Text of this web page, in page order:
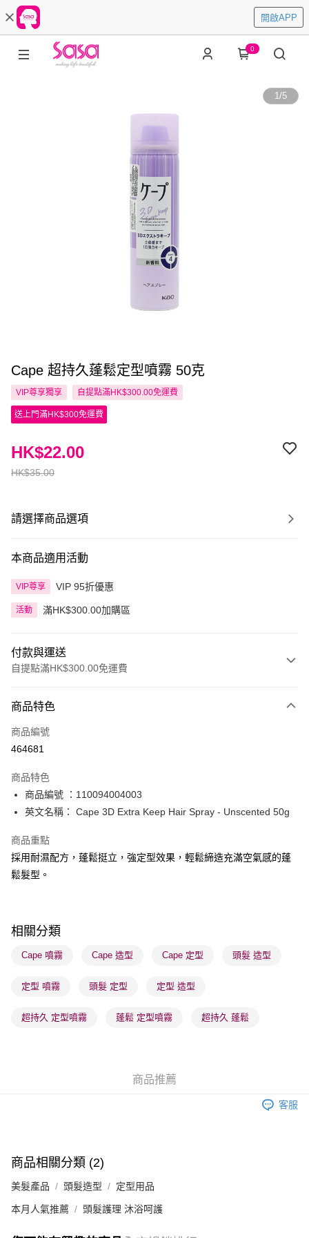
開啟APP
0
1/5
Cape 超持久蓬鬆定型噴霧 50克
VIP尊享獨享 自提點滿HK$300.00免運費
送上門滿HK$300免運費
HK$35.00
HK$22.00
請選擇商品選項
本商品適用活動
VIP尊享 VIP 95折優惠
活動 滿HK$300.00加購區
付款與運送
自提點滿HK$300.00免運費
信用卡
Apple Pay
PayMe
WeChat Pay
BoC Pay
送貨方式
每筆HK$65.00，滿HK$300.00或以上免運費
確認發貨後1-3 工作天送達，訂單將隨機分配至SF順豐速運或京東
每筆HK$65.00，滿HK$300.00或以上免運費
每筆HK$20.00，滿HK$100.00或以上免運費
商品特色
商品編號
464681
商品特色
商品編號 ：110094004003
英文名稱： Cape 3D Extra Keep Hair Spray - Unscented 50g
商品重點
採用耐濕配方，蓬鬆挺立，強定型效果，輕鬆締造充滿空氣感的蓬
鬆髮型。
相關分類
Cape 噴霧 Cape 造型 Cape 定型 頭髮 造型
定型 噴霧 頭髮 定型 定型 造型
超持久 定型噴霧 蓬鬆 定型噴霧 超持久 蓬鬆
商品推薦
客服
商品相關分類 (2)
美髮產品 頭髮造型 定型用品
本月人氣推薦 頭髮護理 沐浴呵護